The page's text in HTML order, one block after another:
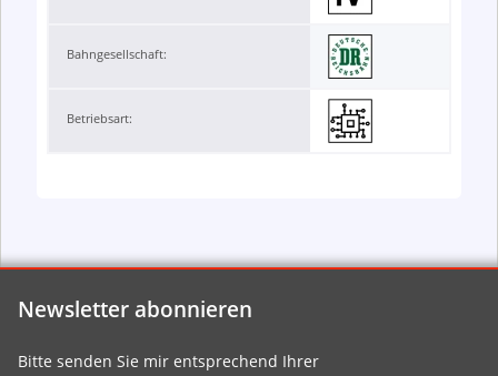
Bahngesellschaft:
Betriebsart:
Newsletter abonnieren
Bitte senden Sie mir entsprechend Ihrer